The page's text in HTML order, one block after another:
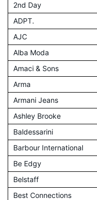
2nd Day
ADPT.
AJC
Alba Moda
Amaci & Sons
Arma
Armani Jeans
Ashley Brooke
Baldessarini
Barbour International
Be Edgy
Belstaff
Best Connections